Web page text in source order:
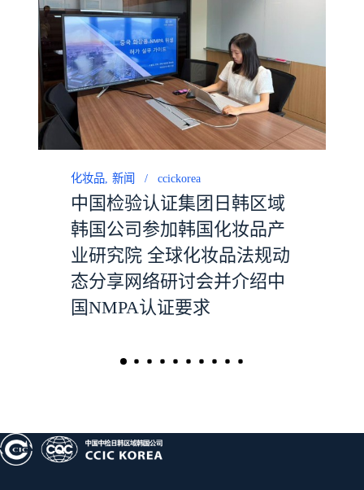
化妆品 新闻 ccickorea
中国检验认证集团日韩区域
韩国公司参加韩国化妆品产
业研究院 全球化妆品法规动
态分享网络研讨会并介绍中
国NMPA认证要求